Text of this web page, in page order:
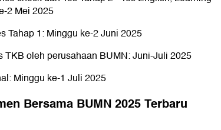
2 Mei 2025
Tahap 1: Minggu ke-2 Juni 2025
TKB oleh perusahaan BUMN: Juni-Juli 2025
Minggu ke-1 Juli 2025
Bersama BUMN 2025 Terbaru